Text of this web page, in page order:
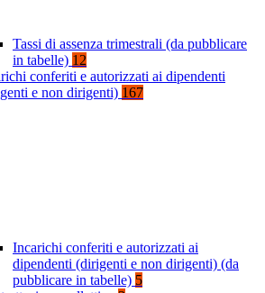
Tassi di assenza trimestrali (da pubblicare
in tabelle) 12
conferiti e autorizzati ai dipendenti
e non dirigenti) 167
Incarichi conferiti e autorizzati ai
dipendenti (dirigenti e non dirigenti) (da
pubblicare in tabelle) 5